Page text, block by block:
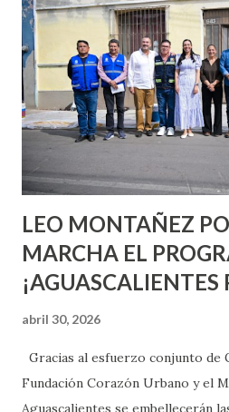
o expertas en el tema. Siempre
aprender y nuevas experiencias
chica y aún no has tenido
pienses que el sexo será
experimentarlo, pero como
experiencia te dirá, siempre es
son suficientemen...
LEO MONTAÑEZ
MARCHA EL
abril 30, 2026
Gracias al esfuerzo conjunto de
Fundación Corazón Urbano y el
Aguascalientes se embellecerán